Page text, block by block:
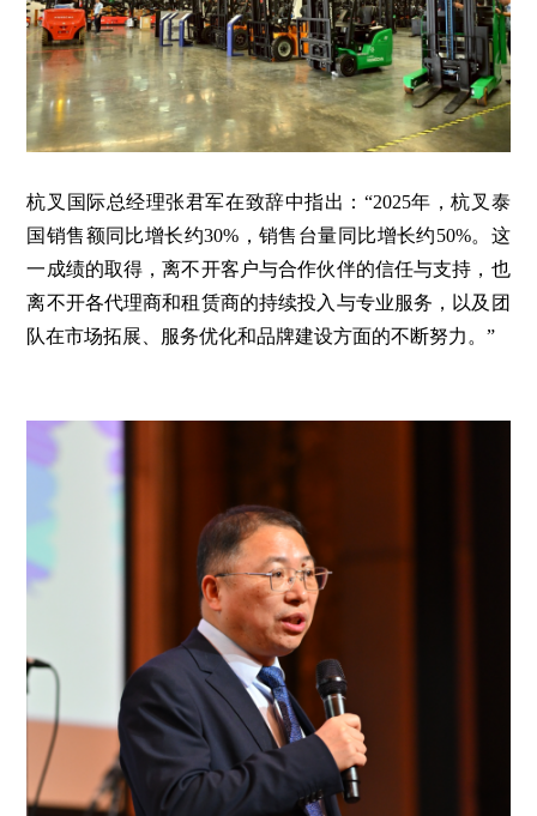
杭叉国际总经理张君军在致辞中指出：“2025年，杭叉泰
国销售额同比增长约30%，销售台量同比增长约50%。这
一成绩的取得，离不开客户与合作伙伴的信任与支持，也
离不开各代理商和租赁商的持续投入与专业服务，以及团
队在市场拓展、服务优化和品牌建设方面的不断努力。”